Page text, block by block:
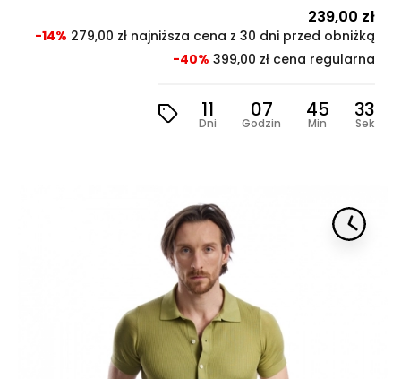
Cena
239,00 zł
-14% 279,00 zł najniższa cena z 30 dni przed obniżką
-40% 399,00 zł cena regularna
11
Dni
07
Godzin
45
Min
31
Sek